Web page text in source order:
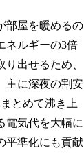
部屋を暖めるの
ネルギーの3倍
出せるため、
主に深夜の割安
とめて沸き上
電気代を大幅に
平準化にも貢献